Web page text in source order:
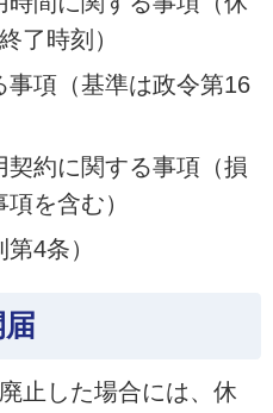
了時刻）
事項（基準は政令第16
契約に関する事項（損
を含む）
4条）
止した場合には、休